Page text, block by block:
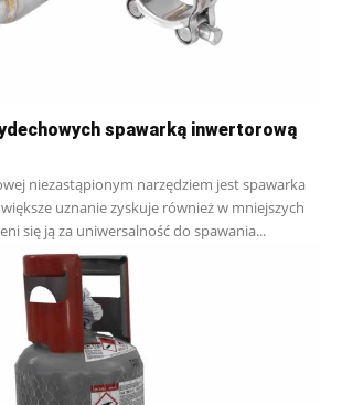
spawarką inwertorową
niezastąpionym narzędziem jest spawarka
uznanie zyskuje również w mniejszych
się ją za uniwersalność do spawania...